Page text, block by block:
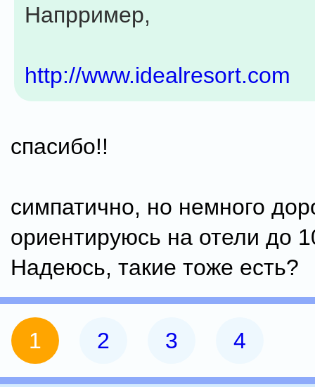
Напрример,
http://www.idealresort.com
спасибо!!
симпатично, но немного
ориентируюсь на отели до
Надеюсь, такие тоже есть?
1 2 3 4